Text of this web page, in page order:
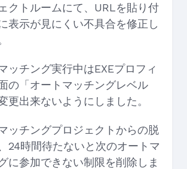
クトルームにて、URLを貼り付
表示が見にくい不具合を修正し
ッチング実行中はEXEプロフィ
の「オートマッチングレベル
更出来ないようにしました。
ッチングプロジェクトからの脱
24時間待たないと次のオートマ
に参加できない制限を削除しま